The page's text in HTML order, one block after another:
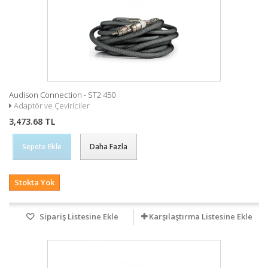
Audison Connection - ST2 450
Adaptör ve Çeviriciler
3,473.68 TL
Sepete Ekle Daha Fazla
Stokta Yok
Sipariş Listesine Ekle Karşılaştırma Listesine Ekle